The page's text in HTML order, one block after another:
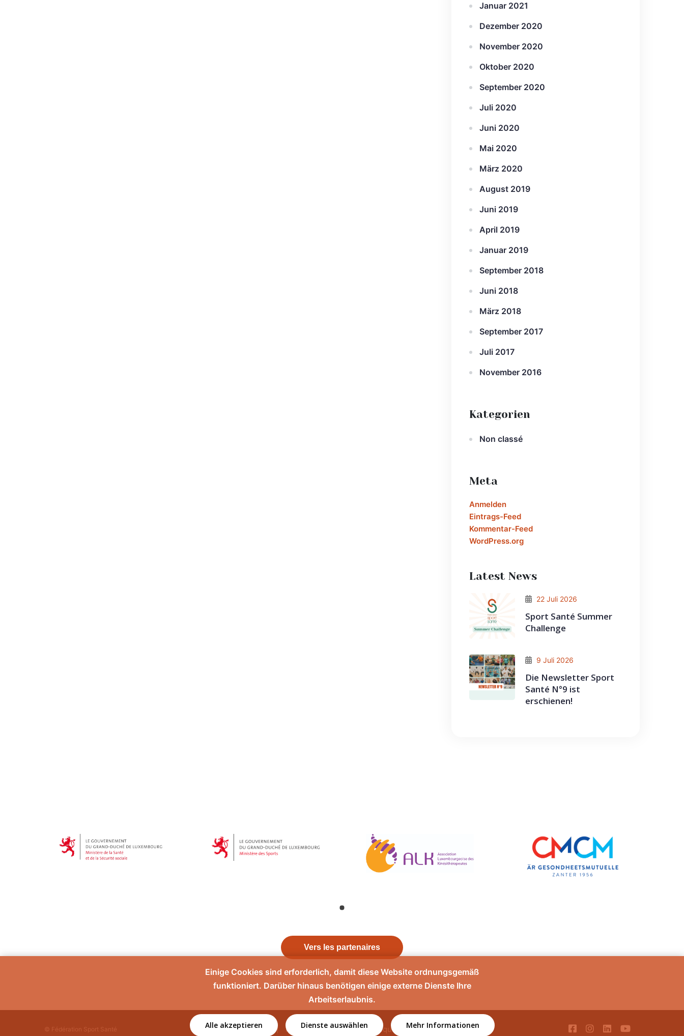
Januar 2021
Dezember 2020
November 2020
Oktober 2020
September 2020
Juli 2020
Juni 2020
Mai 2020
März 2020
August 2019
Juni 2019
April 2019
Januar 2019
September 2018
Juni 2018
März 2018
September 2017
Juli 2017
November 2016
Kategorien
Non classé
Meta
Anmelden
Eintrags-Feed
Kommentar-Feed
WordPress.org
Latest News
22 Juli 2026
Sport Santé Summer
Challenge
9 Juli 2026
Die Newsletter Sport
Santé N°9 ist
erschienen!
Vers les partenaires
© Fédération Sport Santé Contact Mentions légales Politique de confidentialité
Einige Cookies sind erforderlich, damit diese Website ordnungsgemäß
funktioniert. Darüber hinaus benötigen einige externe Dienste Ihre
Arbeitserlaubnis.
Alle akzeptieren Dienste auswählen Mehr Informationen